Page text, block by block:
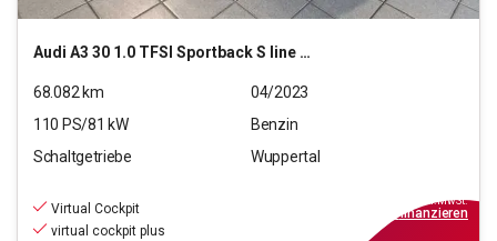
Audi A3 30 1.0 TFSI Sportback S line (EURO 6d)
68.082km
04/2023
110 PS/81 kW
Benzin
Schaltgetriebe
Wuppertal
Virtual Cockpit
virtual cockpit plus
inkl.MwSt.
finanzieren